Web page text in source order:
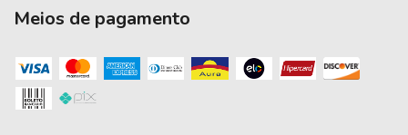
Meios de pagamento